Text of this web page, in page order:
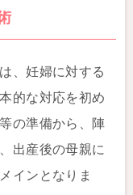
は、妊婦に対する
的な対応を初め
の準備から、陣
出産後の母親に
インとなりま